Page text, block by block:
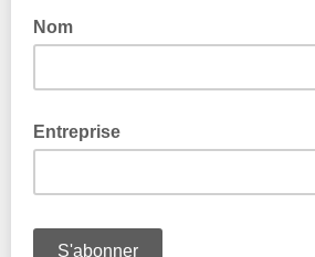
Nom
Entreprise